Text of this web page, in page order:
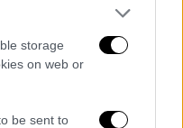
storage
on web or
be sent to
πιάσανε
Ντροπή τους.
η διαδικασία για